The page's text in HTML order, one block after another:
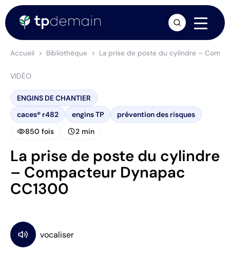
Accueil Bibliothèque La prise de poste du cylindre –
VIDÉO
ENGINS DE CHANTIER
caces® r482
engins TP prévention des risques
visibility850 fois schedule2 min
La prise de poste du cylindre
– Compacteur Dynapac
CC1300
arrow_forward